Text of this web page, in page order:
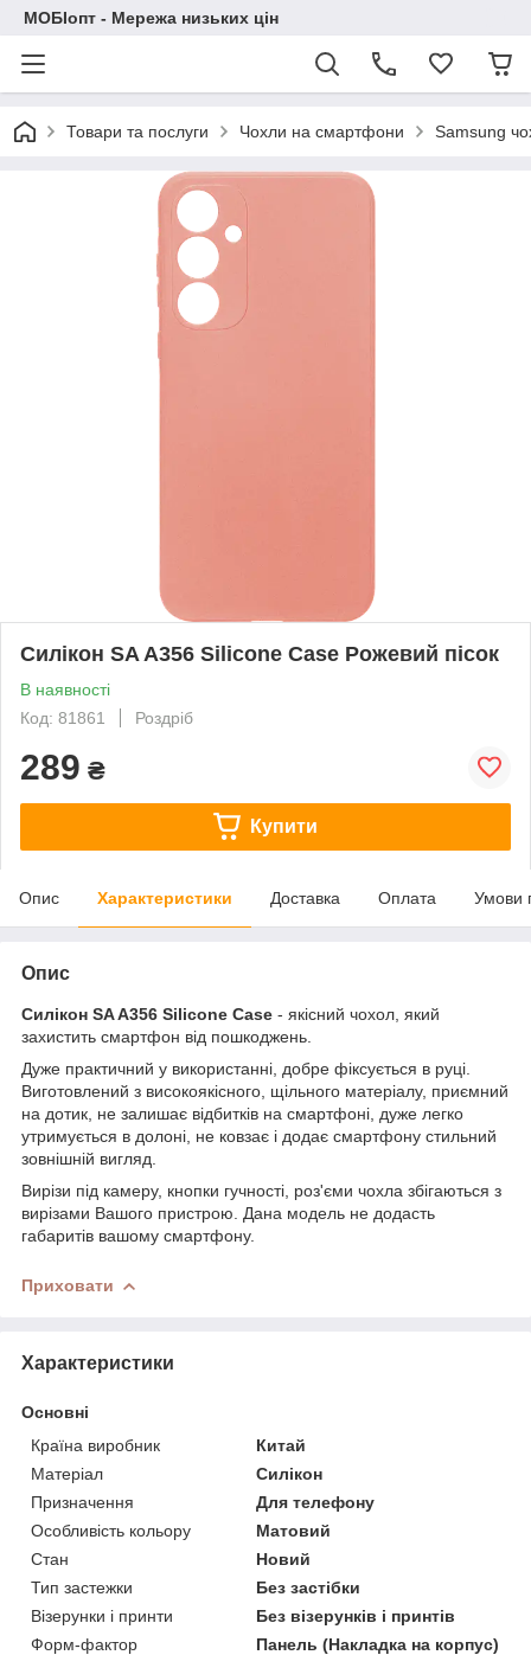
МОБІопт - Мережа низьких цін
Товари та послуги Чохли на смартфони Samsung
Силікон SA A356 Silicone Case Рожевий пісок
В наявності
Код: 81861
Роздріб
289 ₴
Купити
Опис Характеристики Доставка Оплата Умови
Опис
Силікон SA A356 Silicone Case - якісний чохол, який
захистить смартфон від пошкоджень.
Дуже практичний у використанні, добре фіксується в руці.
Виготовлений з високоякісного, щільного матеріалу, приємний
на дотик, не залишає відбитків на смартфоні, дуже легко
утримується в долоні, не ковзає і додає смартфону стильний
зовнішній вигляд.
Вирізи під камеру, кнопки гучності, роз'єми чохла збігаються з
вирізами Вашого пристрою. Дана модель не додасть
габаритів вашому смартфону.
Приховати
Характеристики
Основні
Країна виробник
Китай
Матеріал
Силікон
Призначення
Для телефону
Особливість кольору
Матовий
Стан
Новий
Тип застежки
Без застібки
Візерунки і принти
Без візерунків і принтів
Форм-фактор
Панель (Накладка на корпус)